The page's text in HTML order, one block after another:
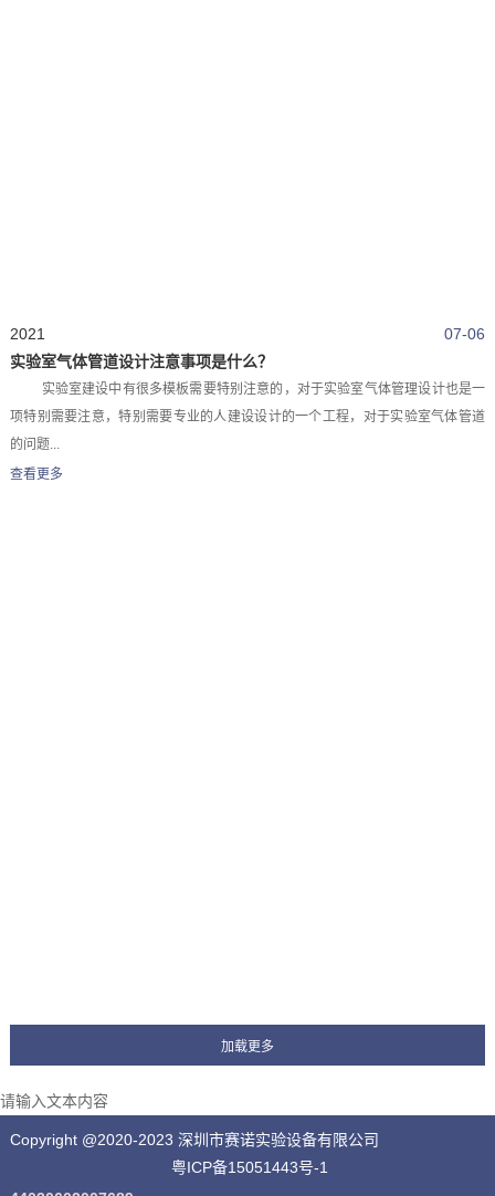
07-06
2021
实验室气体管道设计注意事项是什么？
实验室建设中有很多模板需要特别注意的，对于实验室气体管理设计也是一
项特别需要注意，特别需要专业的人建设设计的一个工程，对于实验室气体管道
的问题...
查看更多
请输入文本内容
Copyright @2020-2023 深圳市赛诺实验设备有限公司
粤ICP备15051443号-1